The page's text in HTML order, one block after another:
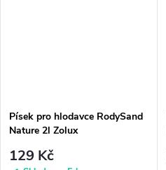
Písek pro hlodavce RodySand
Nature 2l Zolux
129 Kč